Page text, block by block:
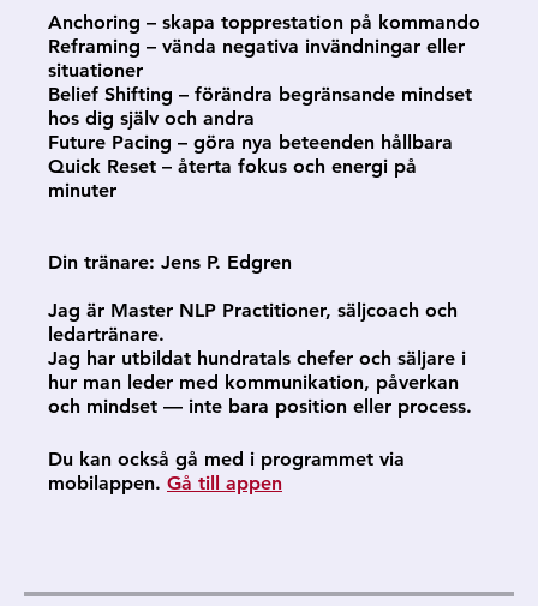
Anchoring – skapa topprestation på kommando
Reframing – vända negativa invändningar eller
situationer
Belief Shifting – förändra begränsande mindset
hos dig själv och andra
Future Pacing – göra nya beteenden hållbara
Quick Reset – återta fokus och energi på
minuter
Din tränare: Jens P. Edgren
Jag är Master NLP Practitioner, säljcoach och
ledartränare.
Jag har utbildat hundratals chefer och säljare i
hur man leder med kommunikation, påverkan
och mindset — inte bara position eller process.
Du kan också gå med i programmet via
mobilappen. Gå till appen